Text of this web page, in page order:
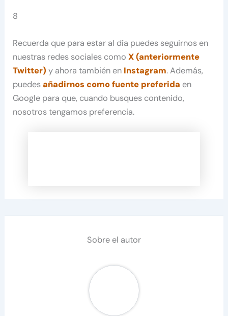
8
Recuerda que para estar al día puedes seguirnos en
nuestras redes sociales comoX (anteriormente
Twitter) y ahora también en Instagram. Además,
puedesañadirnos como fuente preferida en
Google para que, cuando busques contenido,
nosotros tengamos preferencia.
Sobre el autor